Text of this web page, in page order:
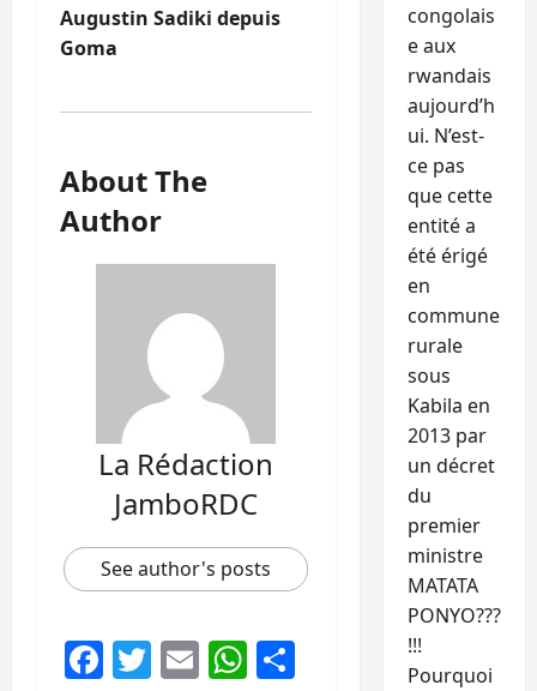
Augustin Sadiki depuis
Goma
About The
Author
La Rédaction
JamboRDC
See author's posts
Facebook
Twitter
EmailWhatsApp
Partager
congolais
e aux
rwandais
aujourd’h
ui. N’est-
ce pas
que cette
entité a
été érigé
en
commune
rurale
sous
Kabila en
2013 par
un décret
du
premier
ministre
MATATA
PONYO???
!!!
Pourquoi